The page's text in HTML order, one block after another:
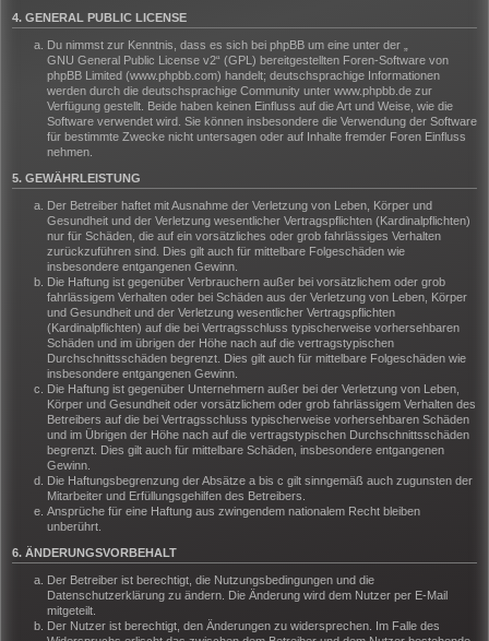
4. GENERAL PUBLIC LICENSE
Du nimmst zur Kenntnis, dass es sich bei phpBB um eine unter der „
GNU General Public License v2“ (GPL) bereitgestellten Foren-Software von
phpBB Limited (www.phpbb.com) handelt; deutschsprachige Informationen
werden durch die deutschsprachige Community unter www.phpbb.de zur
Verfügung gestellt. Beide haben keinen Einfluss auf die Art und Weise, wie die
Software verwendet wird. Sie können insbesondere die Verwendung der Software
für bestimmte Zwecke nicht untersagen oder auf Inhalte fremder Foren Einfluss
nehmen.
5. GEWÄHRLEISTUNG
Der Betreiber haftet mit Ausnahme der Verletzung von Leben, Körper und
Gesundheit und der Verletzung wesentlicher Vertragspflichten (Kardinalpflichten)
nur für Schäden, die auf ein vorsätzliches oder grob fahrlässiges Verhalten
zurückzuführen sind. Dies gilt auch für mittelbare Folgeschäden wie
insbesondere entgangenen Gewinn.
Die Haftung ist gegenüber Verbrauchern außer bei vorsätzlichem oder grob
fahrlässigem Verhalten oder bei Schäden aus der Verletzung von Leben, Körper
und Gesundheit und der Verletzung wesentlicher Vertragspflichten
(Kardinalpflichten) auf die bei Vertragsschluss typischerweise vorhersehbaren
Schäden und im übrigen der Höhe nach auf die vertragstypischen
Durchschnittsschäden begrenzt. Dies gilt auch für mittelbare Folgeschäden wie
insbesondere entgangenen Gewinn.
Die Haftung ist gegenüber Unternehmern außer bei der Verletzung von Leben,
Körper und Gesundheit oder vorsätzlichem oder grob fahrlässigem Verhalten des
Betreibers auf die bei Vertragsschluss typischerweise vorhersehbaren Schäden
und im Übrigen der Höhe nach auf die vertragstypischen Durchschnittsschäden
begrenzt. Dies gilt auch für mittelbare Schäden, insbesondere entgangenen
Gewinn.
Die Haftungsbegrenzung der Absätze a bis c gilt sinngemäß auch zugunsten der
Mitarbeiter und Erfüllungsgehilfen des Betreibers.
Ansprüche für eine Haftung aus zwingendem nationalem Recht bleiben
unberührt.
6. ÄNDERUNGSVORBEHALT
Der Betreiber ist berechtigt, die Nutzungsbedingungen und die
Datenschutzerklärung zu ändern. Die Änderung wird dem Nutzer per E-Mail
mitgeteilt.
Der Nutzer ist berechtigt, den Änderungen zu widersprechen. Im Falle des